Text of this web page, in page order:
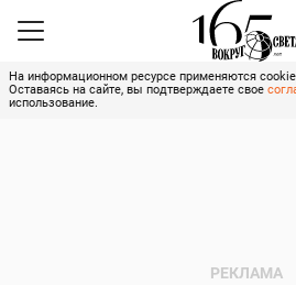
На информационном ресурсе применяются
Оставаясь на сайте, вы подтверждаете свое
использование.